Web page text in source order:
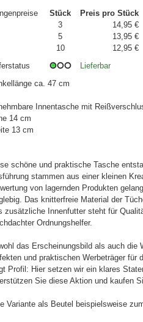
Stück
Preis pro Stück
3
14,95 €
5
13,95 €
10
12,95 €
Lieferbar
ca. 47 cm
Innentasche mit
14 cm
13 cm
schöne und praktische Tasche
stammen aus einer kleinen
von lagernden Produkten
Das knitterfreie Material der
zusätzliche Innenfutter steht für
Ordnungshelfer.
das Erscheinungsbild als auch die
und praktischen Werbeträger für
Profil: Hier setzen wir ein klares
Sie diese Aktion und kaufen
Variante als Beutel beispielsweise